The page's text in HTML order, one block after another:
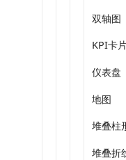
双轴图
KPI卡
仪表盘
地图
堆叠柱
堆叠折